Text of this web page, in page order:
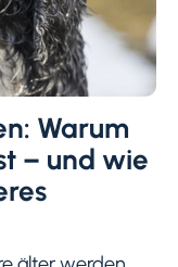
Warum
– und wie